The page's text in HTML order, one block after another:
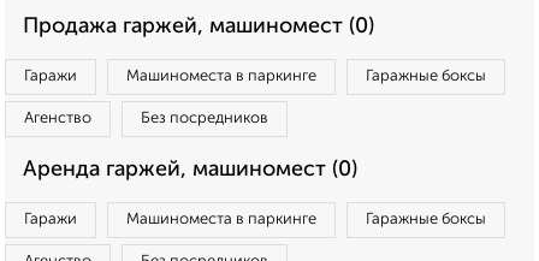
Продажа гаржей, машиномест (0)
Гаражи Машиноместа в паркинге Гаражные боксы
Агенство Без посредников
Аренда гаржей, машиномест (0)
Гаражи Машиноместа в паркинге Гаражные боксы